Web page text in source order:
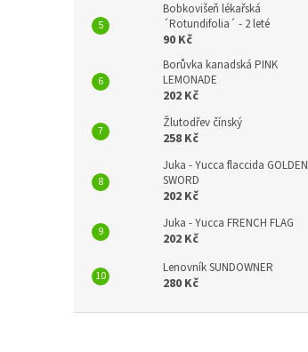
Bobkovišeň lékařská
´Rotundifolia´ - 2 leté
90 Kč
Borůvka kanadská PINK
LEMONADE
202 Kč
Žlutodřev čínský
258 Kč
Juka - Yucca flaccida GOLDEN
SWORD
202 Kč
Juka - Yucca FRENCH FLAG
202 Kč
Lenovník SUNDOWNER
280 Kč